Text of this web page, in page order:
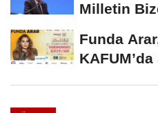
Milletin
Funda